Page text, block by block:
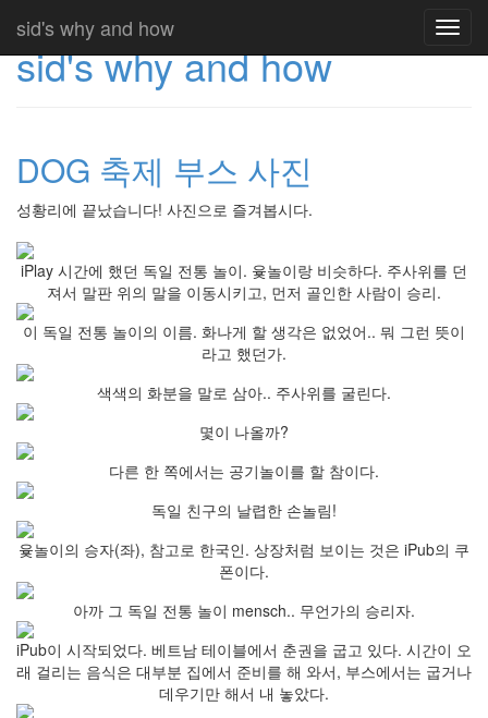
sid's why and how
sid's why and how
DOG 축제 부스 사진
성황리에 끝났습니다! 사진으로 즐겨봅시다.
iPlay 시간에 했던 독일 전통 놀이. 윷놀이랑 비슷하다. 주사위를 던
져서 말판 위의 말을 이동시키고, 먼저 골인한 사람이 승리.
이 독일 전통 놀이의 이름. 화나게 할 생각은 없었어.. 뭐 그런 뜻이
라고 했던가.
색색의 화분을 말로 삼아.. 주사위를 굴린다.
몇이 나올까?
다른 한 쪽에서는 공기놀이를 할 참이다.
독일 친구의 날렵한 손놀림!
윷놀이의 승자(좌), 참고로 한국인. 상장처럼 보이는 것은 iPub의 쿠
폰이다.
아까 그 독일 전통 놀이 mensch.. 무언가의 승리자.
iPub이 시작되었다. 베트남 테이블에서 춘권을 굽고 있다. 시간이 오
래 걸리는 음식은 대부분 집에서 준비를 해 와서, 부스에서는 굽거나
데우기만 해서 내 놓았다.